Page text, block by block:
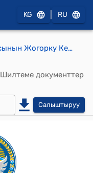
KG RU
Кыргыз Республикасынын Жогорку Кеңешинин 2026-жылдын 8-апрелиндеги № 366-VIII "2025-жылы Кыргыз Республикасында мыйзамдуулуктун абалы жөнүндө жана аны чыңдоо боюнча прокуратура органдары тарабынан аткарылган иштер тууралуу Кыргыз Республикасынын Башкы прокурорунун отчету жөнүндө" токтому
Шилтеме документтер
Салыштыруу